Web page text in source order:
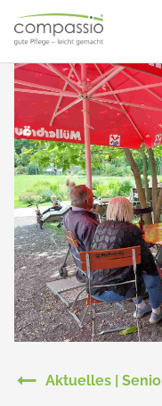
content
Aktuelles |